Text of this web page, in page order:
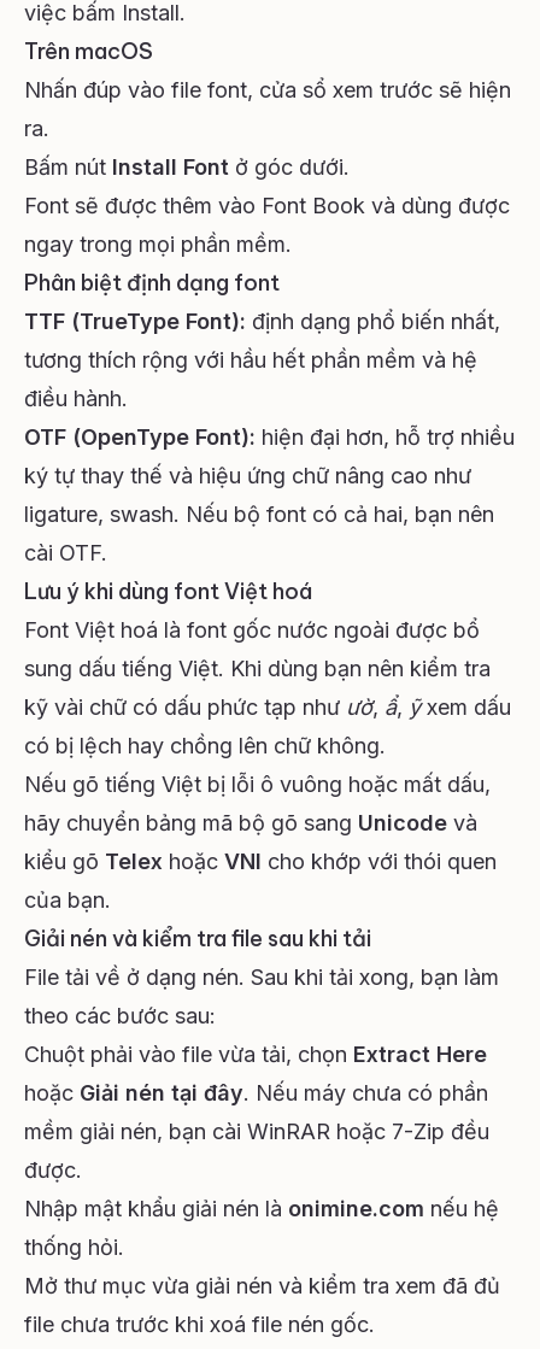
việc bấm Install.
Trên macOS
Nhấn đúp vào file font, cửa sổ xem trước sẽ hiện
ra.
Bấm nút Install Font ở góc dưới.
Font sẽ được thêm vào Font Book và dùng được
ngay trong mọi phần mềm.
Phân biệt định dạng font
TTF (TrueType Font): định dạng phổ biến nhất,
tương thích rộng với hầu hết phần mềm và hệ
điều hành.
OTF (OpenType Font): hiện đại hơn, hỗ trợ nhiều
ký tự thay thế và hiệu ứng chữ nâng cao như
ligature, swash. Nếu bộ font có cả hai, bạn nên
cài OTF.
Lưu ý khi dùng font Việt hoá
Font Việt hoá là font gốc nước ngoài được bổ
sung dấu tiếng Việt. Khi dùng bạn nên kiểm tra
kỹ vài chữ có dấu phức tạp như ườ, ẩ, ỹxem dấu
có bị lệch hay chồng lên chữ không.
Nếu gõ tiếng Việt bị lỗi ô vuông hoặc mất dấu,
hãy chuyển bảng mã bộ gõ sang Unicode và
kiểu gõ Telex hoặc VNI cho khớp với thói quen
của bạn.
Giải nén và kiểm tra file sau khi tải
File tải về ở dạng nén. Sau khi tải xong, bạn làm
theo các bước sau:
Chuột phải vào file vừa tải, chọn Extract Here
hoặc Giải nén tại đây. Nếu máy chưa có phần
mềm giải nén, bạn cài WinRAR hoặc 7-Zip đều
được.
Nhập mật khẩu giải nén là onimine.com nếu hệ
thống hỏi.
Mở thư mục vừa giải nén và kiểm tra xem đã đủ
file chưa trước khi xoá file nén gốc.